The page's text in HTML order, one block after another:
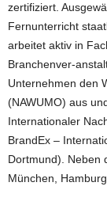
zertifiziert.
Fernunterricht
arbeitet aktiv in
Branchenver-
Unternehmen den
(NAWUMO) aus
Internationaler
BrandEx –
Dortmund). Neben
München,